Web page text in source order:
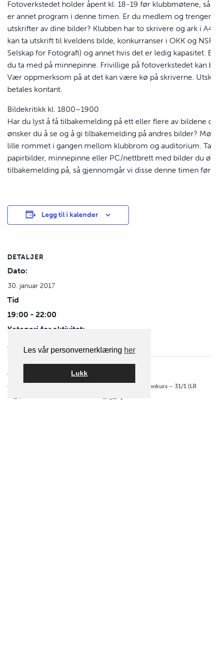
Les vår personvernerklæring her
Lukk
Fotoverkstedet holder åpent kl. 18-19 før klubbmøtene,
er annet program i denne timen. Er du medlem og trenger
utskrifter av dine bilder? Klubben har to skrivere og ark i A4
kan ta utskrift til kveldens bilde, konkurranser i OKK og NSFF
Selskap for Fotografi) og annet hvis det er ledig kapasitet.
du ta med på minnepinne. Frivillige på fotoverkstedet kan
Vær oppmerksom på at det kan være kø på skriverne.
betales kontant.
Bildekritikk kl. 1800–1900
Har du lyst å få tilbakemelding på ett eller flere av bildene
ønsker du å se og å gi tilbakemelding på andres bilder? Møt
lille rommet i gangen mellom klubbrom og auditorium. Ta
papirbilder, minnepinne eller PC/nettbrett med bilder du
tilbakemelding på, så gjennomgår vi disse denne timen før
Legg til i kalender
DETALJER
Dato:
30. januar 2017
Tid
19:00 - 22:00
Kategori for aktivitet:
aktivitet navigasjon
17_1)
Lightroom Grunnkurs – 31/1 (LR
17_1)